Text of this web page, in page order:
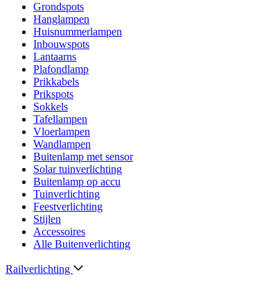
Grondspots
Hanglampen
Huisnummerlampen
Inbouwspots
Lantaarns
Plafondlamp
Prikkabels
Prikspots
Sokkels
Tafellampen
Vloerlampen
Wandlampen
Buitenlamp met sensor
Solar tuinverlichting
Buitenlamp op accu
Tuinverlichting
Feestverlichting
Stijlen
Accessoires
Alle Buitenverlichting
Railverlichting